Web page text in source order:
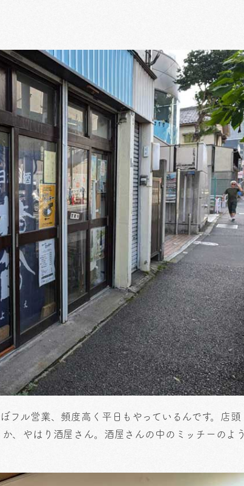
フル営業、頻度高く平日もやっているんです。店頭
、やはり酒屋さん。酒屋さんの中のミッチーのよう